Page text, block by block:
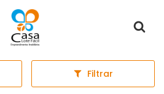
Página inicial
Filtrar